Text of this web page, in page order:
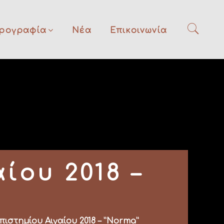
Νέα Επικοινωνία
2018 –
Αιγαίου 2018 – ”Norma”